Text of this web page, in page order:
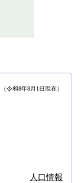
（令和8年8月1日現在）
人口情報